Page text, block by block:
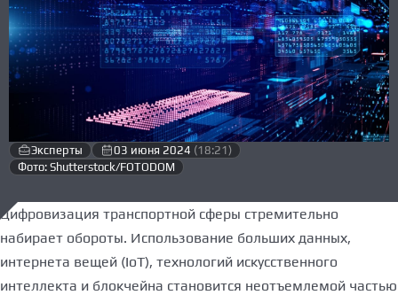
Эксперты 03 июня 2024 (18:21)
Фото: Shutterstock/FOTODOM
Цифровизация транспортной сферы стремительно
набирает обороты. Использование больших данных,
интернета вещей (IoT), технологий искусственного
интеллекта и блокчейна становится неотъемлемой частью